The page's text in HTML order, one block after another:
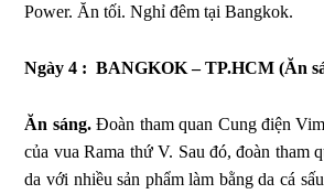
Power. Ăn tối. Nghỉ đêm tại Bangkok.
Ngày 4 : BANGKOK – TP.HCM (Ăn
Ăn sáng.Đoàn tham quan Cung điện
của vua Rama thứ V. Sau đó, đoàn tham
da với nhiều sản phẩm làm bằng da cá